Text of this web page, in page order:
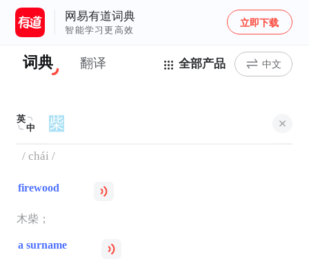
网易有道词典
智能学习更高效
立即下载
词典 翻译 全部产品 中文
英
中
/ chái /
firewood
木柴；
a surname